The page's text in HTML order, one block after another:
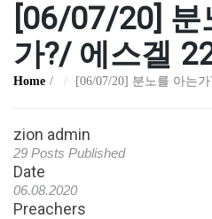
[06/07/20] 분
가?/ 에스겔
Home [06/07/20] 분노를 아는
zion admin
29 Posts Published
Date
06.08.2020
Preachers